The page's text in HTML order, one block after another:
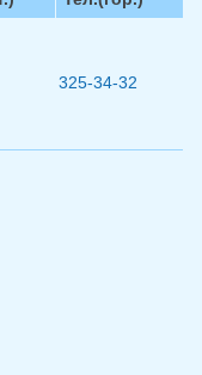
325-34-32